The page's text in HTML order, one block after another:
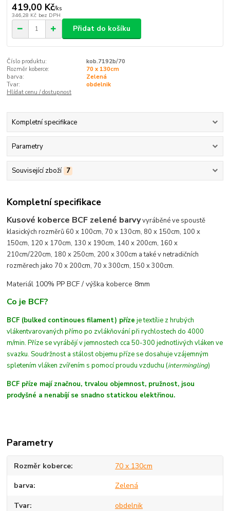
419,00 Kč/ks
346,28 Kč bez DPH
Přidat do košíku
Číslo produktu:
kob.7192b/70
Rozměr koberce:
70 x 130cm
barva:
Zelená
Tvar:
obdelnik
Hlídat cenu / dostupnost
Kompletní specifikace
Parametry
Související zboží 7
Kompletní specifikace
Kusové koberce BCF zelené barvyvyráběné ve spoustě
klasických rozměrů 60 x 100cm, 70 x 130cm, 80 x 150cm, 100 x
150cm, 120 x 170cm, 130 x 190cm, 140 x 200cm, 160 x
210cm/220cm, 180 x 250cm, 200 x 300cm a také v netradičních
rozměrech jako 70 x 200cm, 70 x 300cm, 150 x 300cm.
Materiál 100% PP BCF /výška koberce 8mm
Co je BCF?
BCF (bulked continoues filament) příze je textílie z hrubých
vlákentvarovanýchpřímo po zvlákňování při rychlostech do 4000
m/min. Příze se vyrábějí v jemnostech cca 50-300 jednotlivých vláken ve
svazku. Soudržnost a stálost objemu příze se dosahuje vzájemným
spletením vláken zvířením s pomocí proudu vzduchu (intermingling)
BCF příze mají značnou, trvalou objemnost, pružnost, jsou
prodyšné a nenabíjí se snadno statickou elektřinou.
Parametry
Rozměr koberce 70 x 130cm
barva Zelená
Tvar obdelnik